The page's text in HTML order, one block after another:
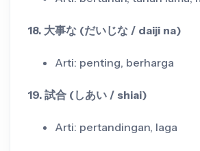
18. 大事な (だいじな / daiji na)
Arti: penting, berharga
19. 試合 (しあい / shiai)
Arti: pertandingan, laga